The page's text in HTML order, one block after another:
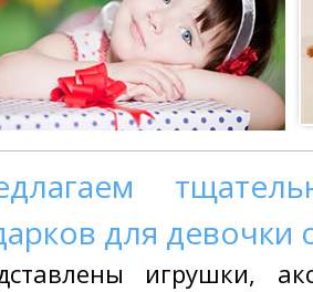
для девочки
игрушки,